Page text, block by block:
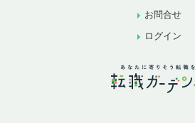
お問合せ
ログイン